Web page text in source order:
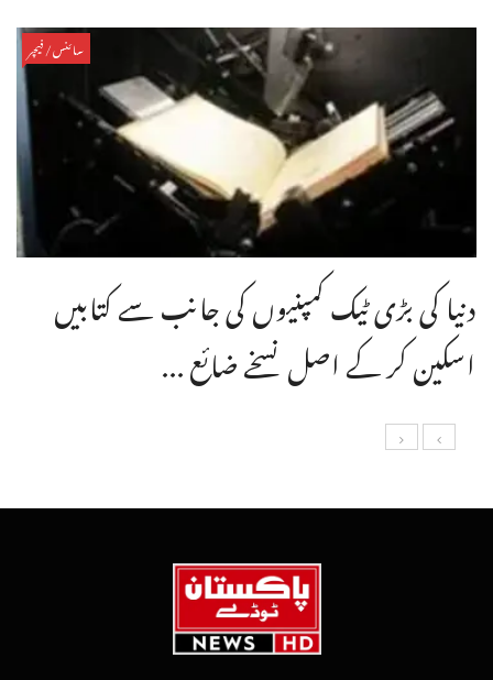
سائنس/فیچر
دنیا کی بڑی ٹیک کمپنیوں کی جانب سے کتابیں
اسکین کر کے اصل نسخے ضائع ...